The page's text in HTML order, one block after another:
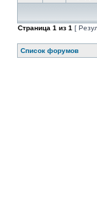
Страница 1 из 1 [
Список форумов